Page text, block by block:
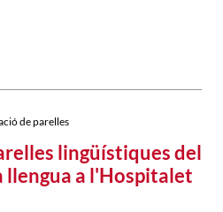
de parelles
lingüístiques del
a l'Hospitalet